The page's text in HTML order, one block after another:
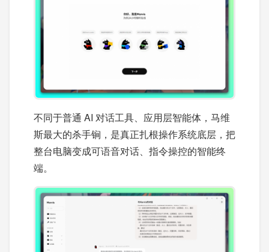
不同于普通 AI 对话工具、应用层智能体，马维
斯最大的杀手锏，是真正扎根操作系统底层，把
整台电脑变成可语音对话、指令操控的智能终
端。